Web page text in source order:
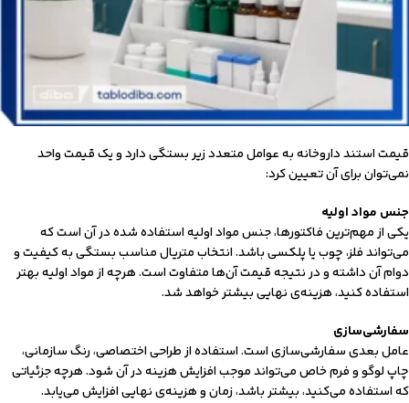
قیمت استند داروخانه به عوامل متعدد زیر بستگی دارد و یک قیمت واحد
نمی‌توان برای آن تعیین کرد:
جنس مواد اولیه
یکی از مهم‌ترین فاکتورها، جنس مواد اولیه استفاده شده در آن است که
می‌تواند فلز، چوب یا پلکسی باشد. انتخاب متریال مناسب بستگی به کیفیت و
دوام آن داشته و در نتیجه قیمت آن‌ها متفاوت است. هرچه از مواد اولیه بهتر
استفاده کنید، هزینه‌ی نهایی بیشتر خواهد شد.
سفارشی‌سازی
عامل بعدی سفارشی‌سازی است. استفاده از طراحی اختصاصی، رنگ سازمانی،
چاپ لوگو و فرم خاص می‌تواند موجب افزایش هزینه در آن شود. هرچه جزئیاتی
که استفاده می‌کنید، بیشتر باشد، زمان و هزینه‌ی نهایی افزایش می‌یابد.